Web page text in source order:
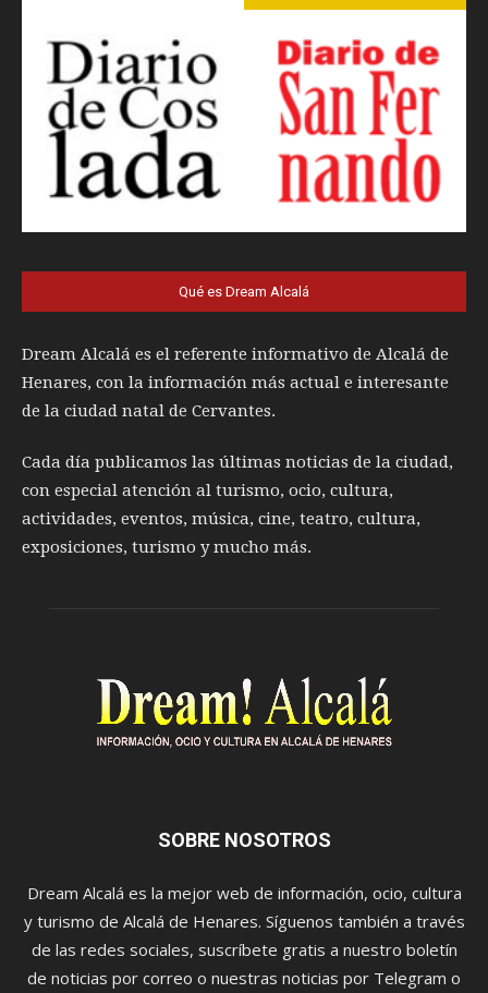
Qué es Dream Alcalá
Dream Alcalá es el referente informativo de Alcalá de
Henares, con la información más actual e interesante
de la ciudad natal de Cervantes.
Cada día publicamos las últimas noticias de la ciudad,
con especial atención al turismo, ocio, cultura,
actividades, eventos, música, cine, teatro, cultura,
exposiciones, turismo y mucho más.
SOBRE NOSOTROS
Dream Alcalá es la mejor web de información, ocio, cultura
y turismo de Alcalá de Henares. Síguenos también a través
de las redes sociales, suscríbete gratis a nuestro boletín
de noticias por correo o nuestras noticias por Telegram o